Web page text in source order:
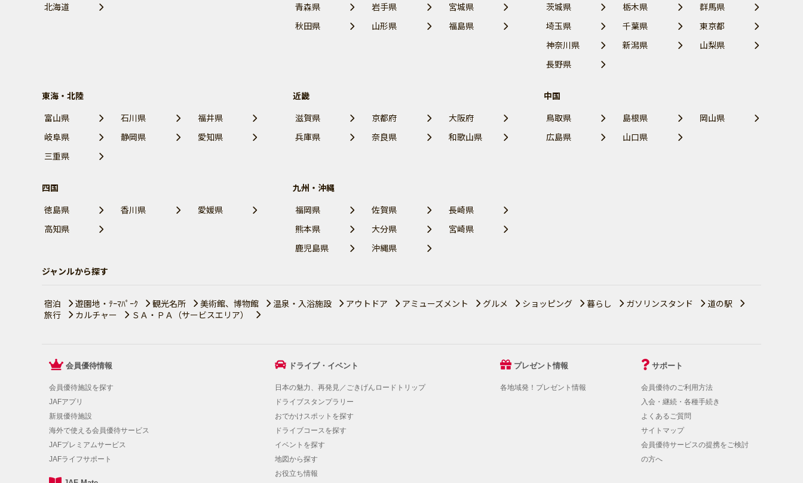
北海道
青森県
岩手県
宮城県
秋田県
山形県 福島県
茨城県
栃木県
群馬県
埼玉県
千葉県
東京都
神奈川県
新潟県
山梨県
長野県
東海・北陸
富山県
石川県
福井県
岐阜県
静岡県
愛知県
三重県
近畿
滋賀県
京都府
大阪府
兵庫県
奈良県 和歌山県
中国
鳥取県
島根県
岡山県
広島県
山口県
四国
徳島県
香川県
愛媛県
高知県
九州・沖縄
福岡県
佐賀県
長崎県
熊本県
大分県
宮崎県
鹿児島県
沖縄県
ジャンルから探す
宿泊 遊園地・ﾃｰﾏﾊﾟｰｸ 観光名所 美術館、博物館 温泉・入浴施設 アウトドア アミューズメント グルメ ショッピング 暮らし ガソリンスタンド
道の駅
旅行
カルチャー ＳＡ・ＰＡ（サービスエリア）
会員優待情報
会員優待施設を探す
JAFアプリ
新規優待施設
海外で使える会員優待サービス
JAFプレミアムサービス
JAFライフサポート
ドライブ・イベント
日本の魅力、再発見／ごきげんロードトリップ
ドライブスタンプラリー
おでかけスポットを探す
ドライブコースを探す
イベントを探す
地図から探す
お役立ち情報
プレゼント情報
各地域発！プレゼント情報
サポート
会員優待のご利用方法
入会・継続・各種手続き
よくあるご質問
サイトマップ
会員優待サービスの提携をご検討
の方へ